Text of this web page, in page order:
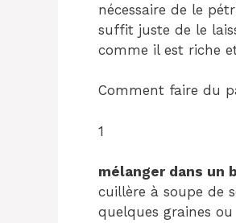
nécessaire de le
suffit juste de le
comme il est riche
Comment faire du
1
mélanger dans un
cuillère à soupe de
quelques graines